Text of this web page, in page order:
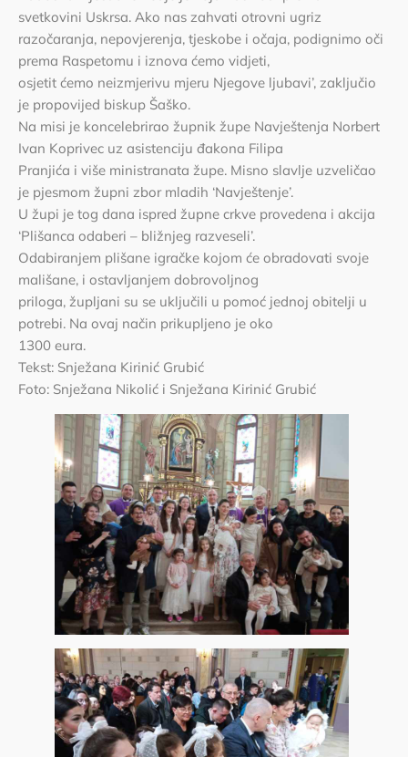
svetkovini Uskrsa. Ako nas zahvati otrovni ugriz
razočaranja, nepovjerenja, tjeskobe i očaja, podignimo oči
prema Raspetomu i iznova ćemo vidjeti,
osjetit ćemo neizmjerivu mjeru Njegove ljubavi’, zaključio
je propovijed biskup Šaško.
Na misi je koncelebrirao župnik župe Navještenja Norbert
Ivan Koprivec uz asistenciju đakona Filipa
Pranjića i više ministranata župe. Misno slavlje uzveličao
je pjesmom župni zbor mladih ‘Navještenje’.
U župi je tog dana ispred župne crkve provedena i akcija
‘Plišanca odaberi – bližnjeg razveseli’.
Odabiranjem plišane igračke kojom će obradovati svoje
mališane, i ostavljanjem dobrovoljnog
priloga, župljani su se uključili u pomoć jednoj obitelji u
potrebi. Na ovaj način prikupljeno je oko
1300 eura.
Tekst: Snježana Kirinić Grubić
Foto: Snježana Nikolić i Snježana Kirinić Grubić